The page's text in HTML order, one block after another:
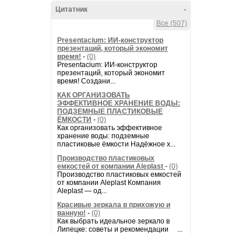
-
Цитатник
Все (507)
Presentacium: ИИ‑конструктор
презентаций, который экономит
время! - (0)
Presentacium: ИИ‑конструктор
презентаций, который экономит
время! Создани...
КАК ОРГАНИЗОВАТЬ
ЭФФЕКТИВНОЕ ХРАНЕНИЕ ВОДЫ:
ПОДЗЕМНЫЕ ПЛАСТИКОВЫЕ
ЁМКОСТИ - (0)
Как организовать эффективное
хранение воды: подземные
пластиковые ёмкости Надёжное х...
Производство пластиковых
емкостей от компании Aleplast - (0)
Производство пластиковых емкостей
от компании Aleplast Компания
Aleplast — од...
Красивые зеркала в прихожую и
ванную! - (0)
Как выбрать идеальное зеркало в
Липецке: советы и рекомендации ...